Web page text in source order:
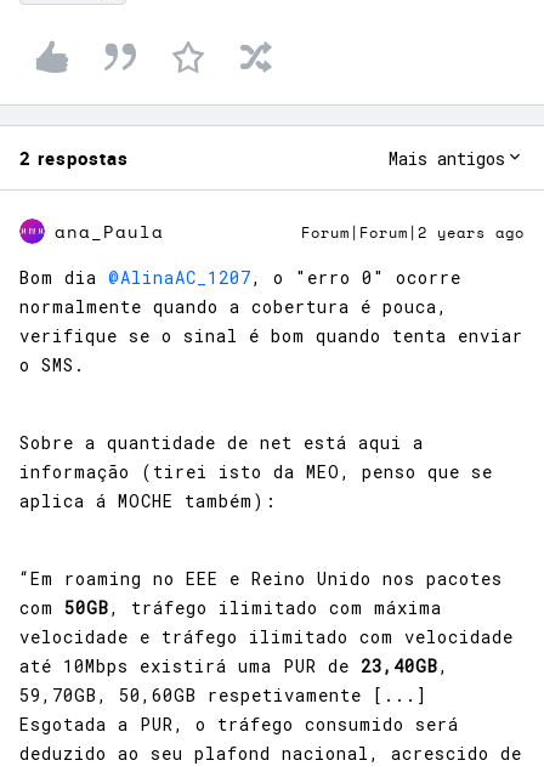
2 respostas Mais antigos
ana_Paula Forum|Forum|2 years ago
Bom dia @AlinaAC_1207, o "erro 0" ocorre
normalmente quando a cobertura é pouca,
verifique se o sinal é bom quando tenta enviar
o SMS.
Sobre a quantidade de net está aqui a
informação (tirei isto da MEO, penso que se
aplica á MOCHE também):
“Em roaming no EEE e Reino Unido nos pacotes
com 50GB, tráfego ilimitado com máxima
velocidade e tráfego ilimitado com velocidade
até 10Mbps existirá uma PUR de 23,40GB,
59,70GB, 50,60GB respetivamente [...]
Esgotada a PUR, o tráfego consumido será
deduzido ao seu plafond nacional, acrescido de